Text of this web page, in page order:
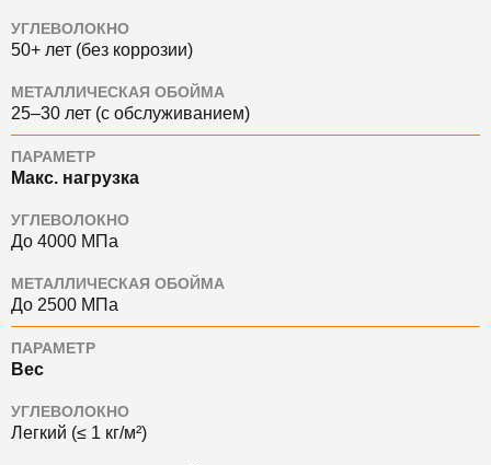
УГЛЕВОЛОКНО
50+ лет (без коррозии)
МЕТАЛЛИЧЕСКАЯ ОБОЙМА
25–30 лет (с обслуживанием)
ПАРАМЕТР
Макс. нагрузка
УГЛЕВОЛОКНО
До 4000 МПа
МЕТАЛЛИЧЕСКАЯ ОБОЙМА
До 2500 МПа
ПАРАМЕТР
Вес
УГЛЕВОЛОКНО
Легкий (≤ 1 кг/м²)